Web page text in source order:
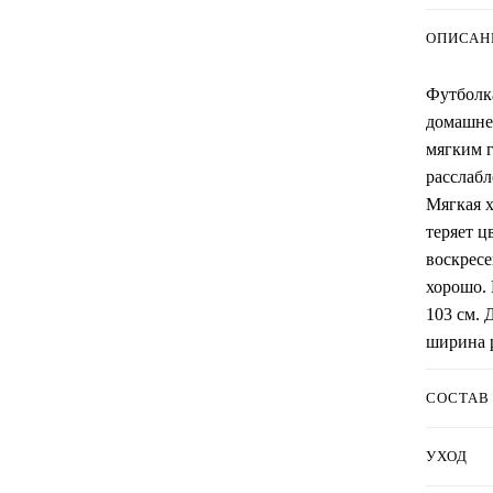
мягким
Мягкая
теряет
хорошо.
103 см.
ширина
СОСТАВ
УХОД